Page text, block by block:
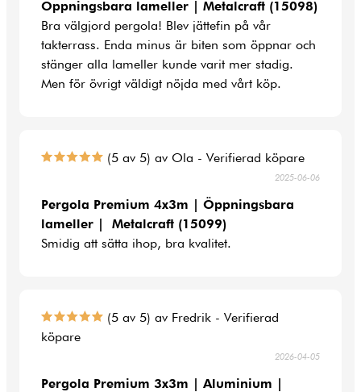
Öppningsbara lameller | Metalcraft (15098)
Bra välgjord pergola! Blev jättefin på vår
takterrass. Enda minus är biten som öppnar och
stänger alla lameller kunde varit mer stadig.
Men för övrigt väldigt nöjda med vårt köp.
(5 av 5) av Ola - Verifierad köpare
2025-06-06
Pergola Premium 4x3m | Öppningsbara
lameller | Metalcraft (15099)
Smidig att sätta ihop, bra kvalitet.
(5 av 5) av Fredrik - Verifierad
köpare
2026-04-05
Pergola Premium 3x3m | Aluminium |